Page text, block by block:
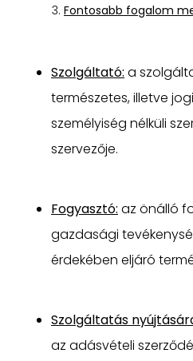
Fontosabb fogalom
Szolgáltató: a
természetes, illetve
személyiség nélküli
szervezője.
Fogyasztó: az önálló
gazdasági
érdekében eljáró
Szolgáltatás
az adásvételi